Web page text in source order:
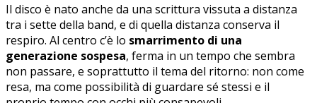
Il disco è nato anche da una scrittura vissuta a distanza
tra i sette della band, e di quella distanza conserva il
respiro. Al centro c’è lo smarrimento di una
generazione sospesa, ferma in un tempo che sembra
non passare, e soprattutto il tema del ritorno: non come
resa, ma come possibilità di guardare sé stessi e il